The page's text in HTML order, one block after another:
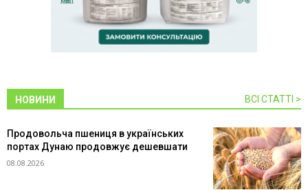
НОВИНИ ВСІ СТАТТІ >
Продовольча пшениця в українських
портах Дунаю продовжує дешевшати
08.08.2026